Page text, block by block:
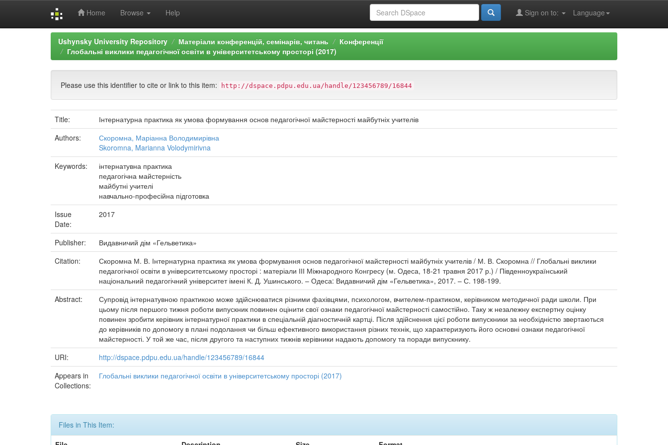
Home Browse Help Language
Sign on to:
Ushynsky University Repository Матеріали конференцій, семінарів, читань
Конференції
Глобальні виклики педагогічної освіти в університетському просторі (2017)
Please use this identifier to cite or link to this item: http://dspace.pdpu.edu.ua/handle/123456789/16844
Title:
Інтернатурна практика як умова формування основ педагогічної майстерності майбутніх учителів
Authors:
Скоромна, Маріанна Володимирівна
Skoromna, Marianna Volodymirivna
Keywords:
інтернатувна практика
педагогічна майстерність
майбутні учителі
навчально-професійна підготовка
Issue
Date:
2017
Publisher:
Видавничий дім «Гельветика»
Citation:
Скоромна М. В. Інтернатурна практика як умова формування основ педагогічної майстерності майбутніх учителів / М. В. Скоромна // Глобальні виклики
педагогічної освіти в університетському просторі : матеріали ІІІ Міжнародного Конгресу (м. Одеса, 18-21 травня 2017 р.) / Південноукраїнський
національний педагогічний університет імені К. Д. Ушинського. – Одеса: Видавничий дім «Гельветика», 2017. – С. 198-199.
Abstract:
Супровід інтернатувною практикою може здійснюватися різними фахівцями, психологом, вчителем-практиком, керівником методичної ради школи. При
цьому після першого тижня роботи випускник повинен оцінити свої ознаки педагогічної майстерності самостійно. Таку ж незалежну експертну оцінку
повинен зробити керівник інтернатурної практики в спеціальній діагностичній картці. Після здійснення цієї роботи випускники за необхідністю звертаються
до керівників по допомогу в плані подолання чи більш ефективного використання різних технік, що характеризують його основні ознаки педагогічної
майстерності. У той же час, після другого та наступних тижнів керівники надають допомогу та поради випускнику.
URI:
http://dspace.pdpu.edu.ua/handle/123456789/16844
Appears in
Collections:
Глобальні виклики педагогічної освіти в університетському просторі (2017)
Files in This Item: